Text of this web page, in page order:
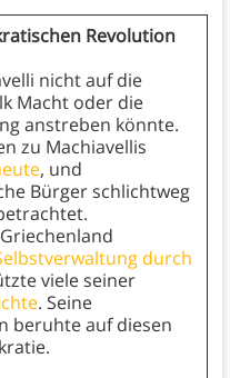
Revolution
nicht auf die
Macht oder die
anstreben könnte.
zu Machiavellis
, und
Bürger schlichtweg
durch
viele seiner
. Seine
beruhte auf diesen